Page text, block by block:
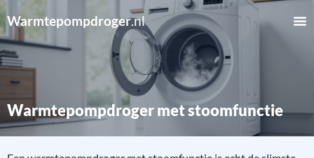
Warmtepompdroger.nl
Warmtepompdroger met stoomfunctie